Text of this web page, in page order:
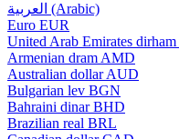
العربية (Arabic)
Euro EUR
United Arab Emirates dirham
Armenian dram AMD
Australian dollar AUD
Bulgarian lev BGN
Bahraini dinar BHD
Brazilian real BRL